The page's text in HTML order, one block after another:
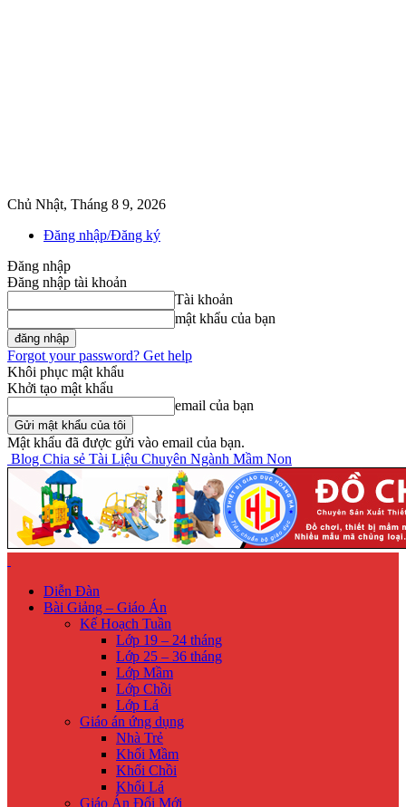
Chủ Nhật, Tháng 8 9, 2026
Đăng nhập/Đăng ký
Đăng nhập
Đăng nhập tài khoản
Tài khoản
mật khẩu của bạn
Forgot your password? Get help
Khôi phục mật khẩu
Khởi tạo mật khẩu
email của bạn
Mật khẩu đã được gửi vào email của bạn.
Blog Chia sẻ Tài Liệu Chuyên Ngành Mầm Non
Diễn Đàn
Bài Giảng – Giáo Án
Kế Hoạch Tuần
Lớp 19 – 24 tháng
Lớp 25 – 36 tháng
Lớp Mầm
Lớp Chồi
Lớp Lá
Giáo án ứng dụng
Nhà Trẻ
Khối Mầm
Khối Chồi
Khối Lá
Giáo Án Đổi Mới